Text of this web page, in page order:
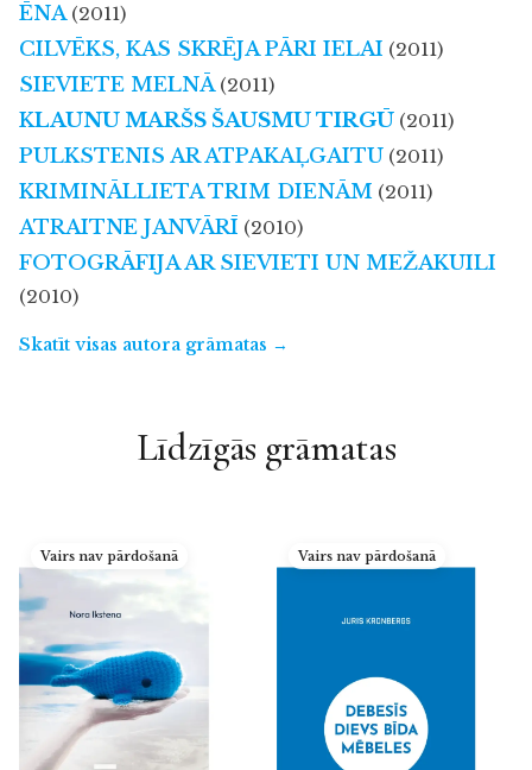
ĒNA (2011)
CILVĒKS, KAS SKRĒJA PĀRI IELAI (2011)
SIEVIETE MELNĀ(2011)
KLAUNU MARŠS ŠAUSMU TIRGŪ (2011)
PULKSTENIS AR ATPAKAĻGAITU (2011)
KRIMINĀLLIETA TRIM DIENĀM (2011)
ATRAITNE JANVĀRĪ (2010)
FOTOGRĀFIJA AR SIEVIETI UN MEŽAKUILI
(2010)
Skatīt visas autora grāmatas →
Līdzīgās grāmatas
Vairs nav pārdošanā Vairs nav pārdošanā